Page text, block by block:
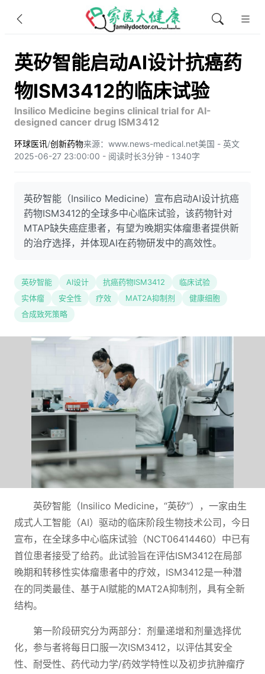
英矽智能启动AI设计抗癌药
物ISM3412的临床试验
Insilico Medicine begins clinical trial for AI-
designed cancer drug ISM3412
环球医讯/创新药物来源：www.news-medical.net美国 - 英文
2025-06-27 23:00:00 - 阅读时长3分钟 - 1340字
英矽智能（Insilico Medicine）宣布启动AI设计抗癌
药物ISM3412的全球多中心临床试验，该药物针对
MTAP缺失癌症患者，有望为晚期实体瘤患者提供新
的治疗选择，并体现AI在药物研发中的高效性。
英矽智能 AI设计 抗癌药物ISM3412
临床试验
实体瘤
安全性 疗效 MAT2A抑制剂
健康细胞
合成致死策略
英矽智能（Insilico Medicine，“英矽”），一家由生
成式人工智能（AI）驱动的临床阶段生物技术公司，今日
宣布，在全球多中心临床试验（NCT06414460）中已有
首位患者接受了给药。此试验旨在评估ISM3412在局部
晚期和转移性实体瘤患者中的疗效，ISM3412是一种潜
在的同类最佳、基于AI赋能的MAT2A抑制剂，具有全新
结构。
第一阶段研究分为两部分：剂量递增和剂量选择优
化，参与者将每日口服一次ISM3412，以评估其安全
性、耐受性、药代动力学/药效学特性以及初步抗肿瘤疗